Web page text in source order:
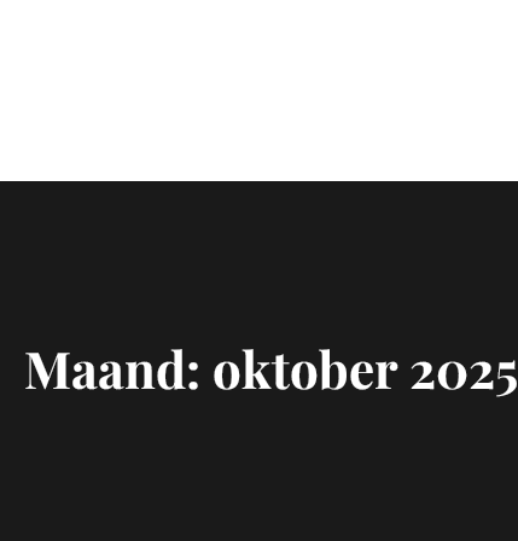
Maand: oktober 2025